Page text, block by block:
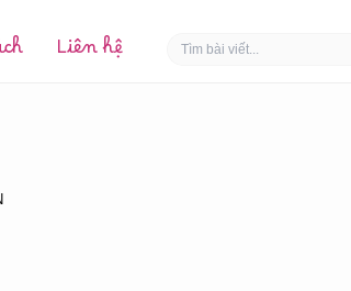
Liên hệ Search
for: